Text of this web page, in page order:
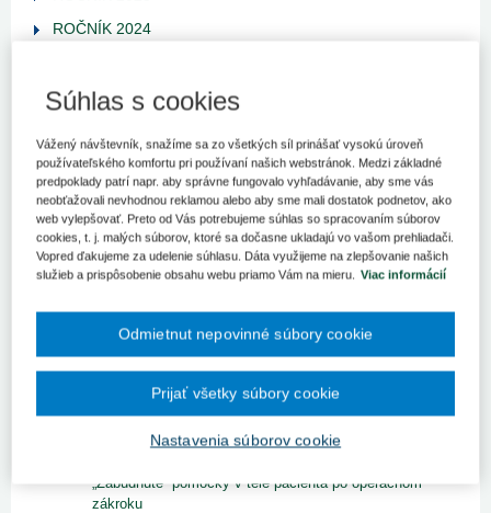
ROČNÍK 2024
ROČNÍK 2022
ROČNÍK 2020
ROČNÍK 2019
Vydanie č. 12/2019
Vydanie č. 11/2019
Vydanie č. 10/2019
Vydanie č. 7-8/2019
Opatrenia v oblasti klímy na ochranu zdravia obyvateľov
Mlčanlivosť zdravotníckeho pracovníka, vedenie
zdravotnej dokumentácie a ochrana osobných údajov
„Zabudnuté“ pomôcky v tele pacienta po operačnom
zákroku
Súhlas s cookies
Vážený návštevník, snažíme sa zo všetkých síl prinášať vysokú úroveň
používateľského komfortu pri používaní našich webstránok. Medzi základné
predpoklady patrí napr. aby správne fungovalo vyhľadávanie, aby sme vás
neobťažovali nevhodnou reklamou alebo aby sme mali dostatok podnetov, ako
web vylepšovať. Preto od Vás potrebujeme súhlas so spracovaním súborov
cookies, t. j. malých súborov, ktoré sa dočasne ukladajú vo vašom prehliadači.
Vopred ďakujeme za udelenie súhlasu. Dáta využijeme na zlepšovanie našich
služieb a prispôsobenie obsahu webu priamo Vám na mieru.
Viac informácií
Nastavenia súborov cookie
Odmietnut nepovinné súbory cookie
Prijať všetky súbory cookie